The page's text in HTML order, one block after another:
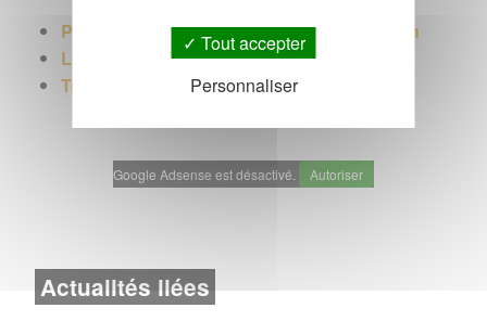
Prix de l'essence et du gazole à La Réunion
Location de voiture
Transports à l'île de La Réunion
Google Adsense est désactivé. Autoriser
Actualités liées
Tout accepter
Personnaliser